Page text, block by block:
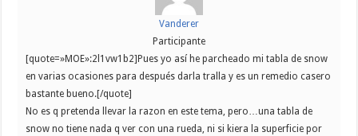
Vanderer
Participante
[quote=»MOE»:2l1vw1b2]Pues yo así he parcheado mi tabla de snow
en varias ocasiones para después darla tralla y es un remedio casero
bastante bueno.[/quote]
No es q pretenda llevar la razon en este tema, pero…una tabla de
snow no tiene nada q ver con una rueda, ni si kiera la superficie por